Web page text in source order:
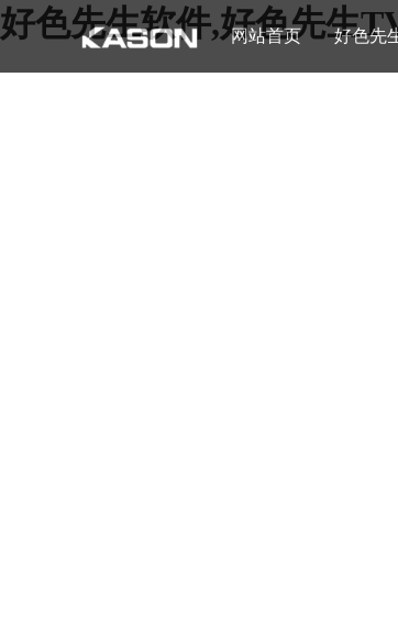
好色先生软件,好色先生
网站首页 好色先